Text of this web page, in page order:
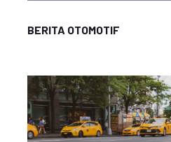
BERITA OTOMOTIF